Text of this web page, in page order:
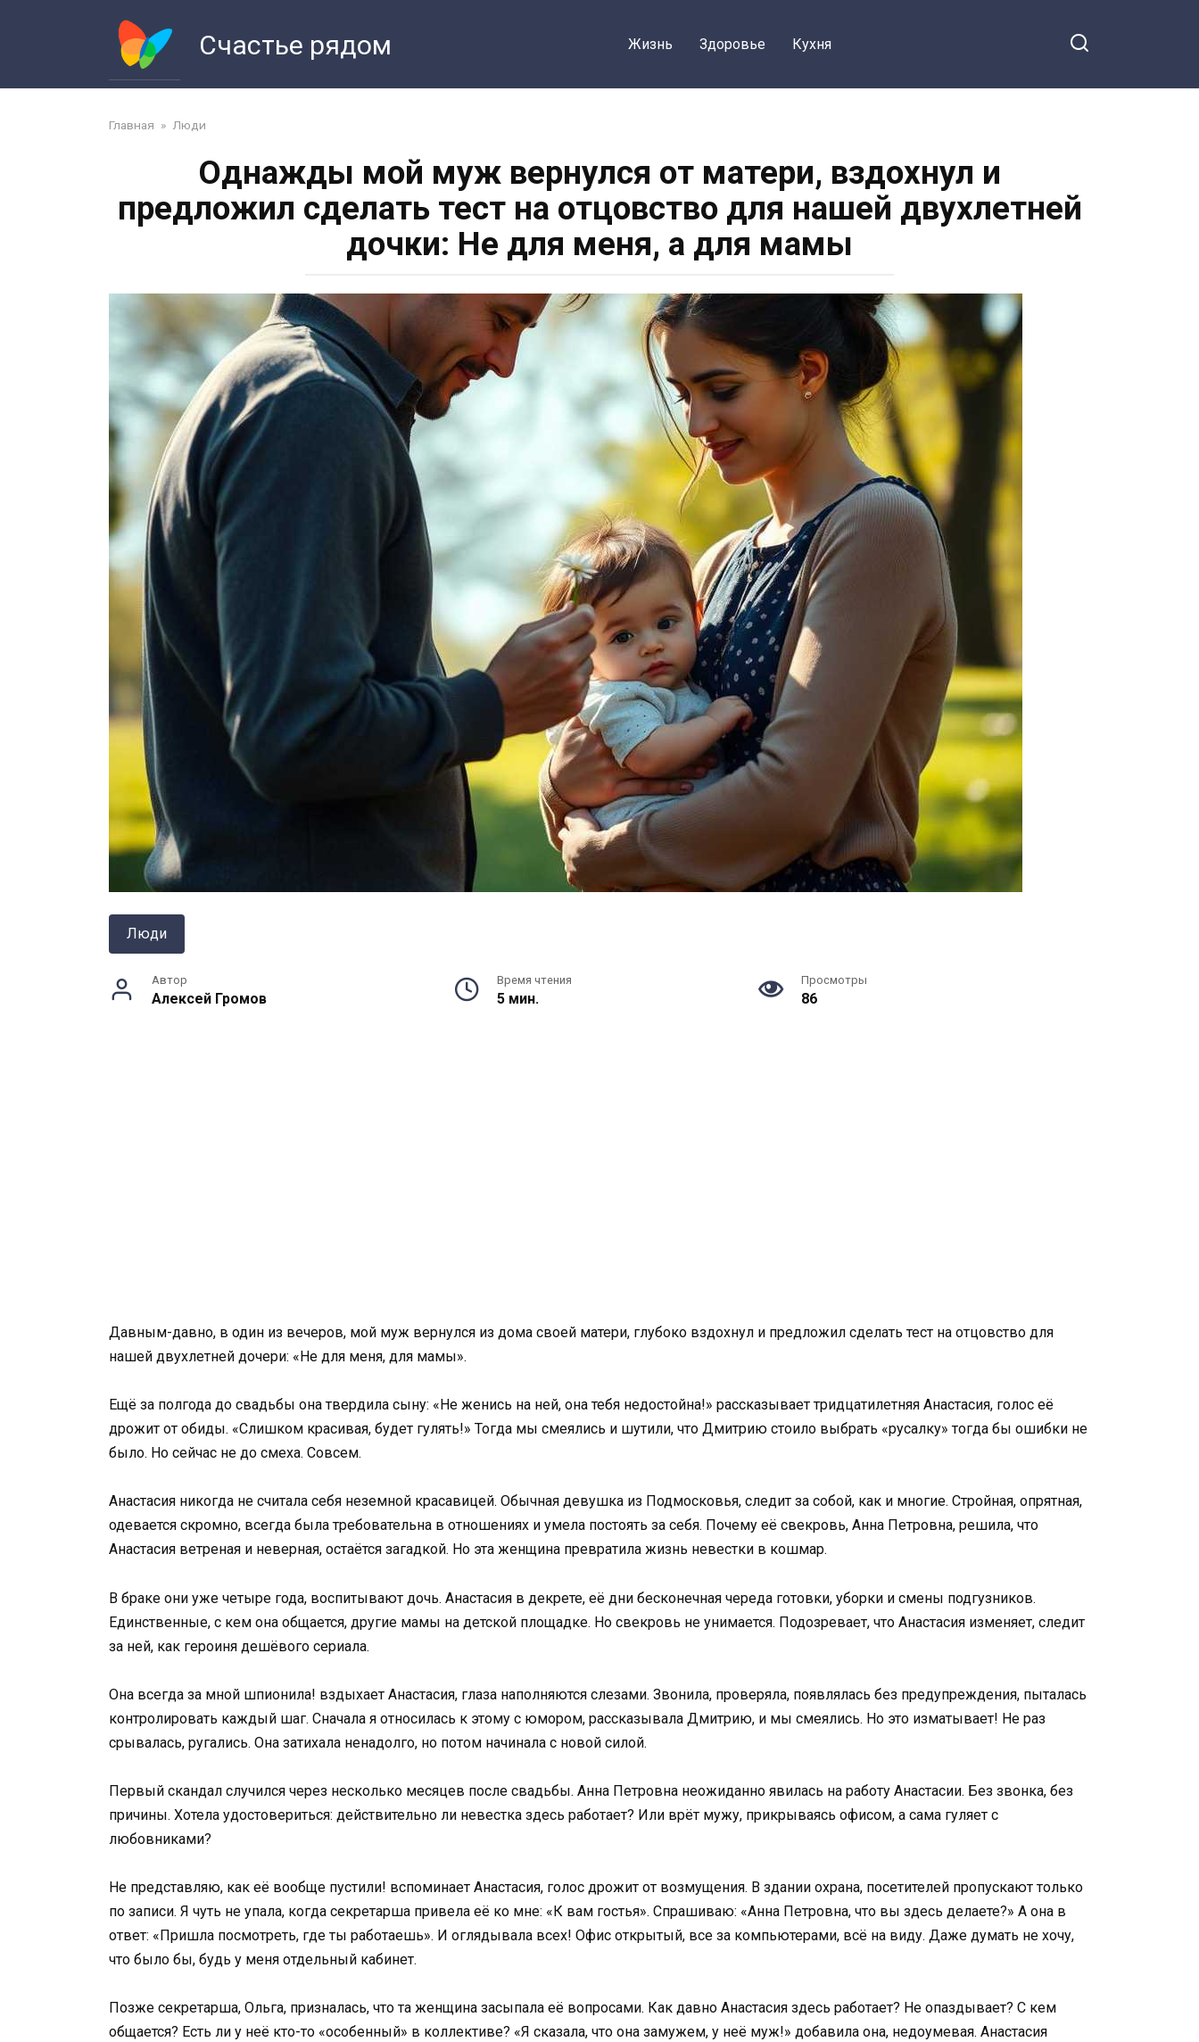
Счастье рядом Жизнь Здоровье Кухня
Главная » Люди
Однажды мой муж вернулся от матери, вздохнул и
предложил сделать тест на отцовство для нашей двухлетней
дочки: Не для меня, а для мамы
Люди
Автор
Алексей Громов
Время чтения
5 мин.
Просмотры
86
Давным-давно, в один из вечеров, мой муж вернулся из дома своей матери, глубоко вздохнул и предложил сделать тест на отцовство для
нашей двухлетней дочери: «Не для меня, для мамы».
Ещё за полгода до свадьбы она твердила сыну: «Не женись на ней, она тебя недостойна!» рассказывает тридцатилетняя Анастасия, голос её
дрожит от обиды. «Слишком красивая, будет гулять!» Тогда мы смеялись и шутили, что Дмитрию стоило выбрать «русалку» тогда бы ошибки не
было. Но сейчас не до смеха. Совсем.
Анастасия никогда не считала себя неземной красавицей. Обычная девушка из Подмосковья, следит за собой, как и многие. Стройная, опрятная,
одевается скромно, всегда была требовательна в отношениях и умела постоять за себя. Почему её свекровь, Анна Петровна, решила, что
Анастасия ветреная и неверная, остаётся загадкой. Но эта женщина превратила жизнь невестки в кошмар.
В браке они уже четыре года, воспитывают дочь. Анастасия в декрете, её дни бесконечная череда готовки, уборки и смены подгузников.
Единственные, с кем она общается, другие мамы на детской площадке. Но свекровь не унимается. Подозревает, что Анастасия изменяет, следит
за ней, как героиня дешёвого сериала.
Она всегда за мной шпионила! вздыхает Анастасия, глаза наполняются слезами. Звонила, проверяла, появлялась без предупреждения, пыталась
контролировать каждый шаг. Сначала я относилась к этому с юмором, рассказывала Дмитрию, и мы смеялись. Но это изматывает! Не раз
срывалась, ругались. Она затихала ненадолго, но потом начинала с новой силой.
Первый скандал случился через несколько месяцев после свадьбы. Анна Петровна неожиданно явилась на работу Анастасии. Без звонка, без
причины. Хотела удостовериться: действительно ли невестка здесь работает? Или врёт мужу, прикрываясь офисом, а сама гуляет с
любовниками?
Не представляю, как её вообще пустили! вспоминает Анастасия, голос дрожит от возмущения. В здании охрана, посетителей пропускают только
по записи. Я чуть не упала, когда секретарша привела её ко мне: «К вам гостья». Спрашиваю: «Анна Петровна, что вы здесь делаете?» А она в
ответ: «Пришла посмотреть, где ты работаешь». И оглядывала всех! Офис открытый, все за компьютерами, всё на виду. Даже думать не хочу,
что было бы, будь у меня отдельный кабинет.
Позже секретарша, Ольга, призналась, что та женщина засыпала её вопросами. Как давно Анастасия здесь работает? Не опаздывает? С кем
общается? Есть ли у неё кто-то «особенный» в коллективе? «Я сказала, что она замужем, у неё муж!» добавила она, недоумевая. Анастасия